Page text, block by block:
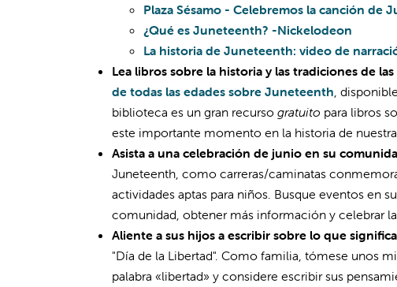
Plaza Sésamo - Celebremos la canción de
¿Qué es Juneteenth? -Nickelodeon
La historia de Juneteenth: video de
Lea libros sobre la historia y las tradiciones de las
de todas las edades sobre Juneteenth ,
biblioteca es un gran recurso gratuito para libros
este importante momento en la historia de
Asista a una celebración de junio en su
Juneteenth, como carreras/caminatas
actividades aptas para niños. Busque eventos en
comunidad, obtener más información y celebrar
Aliente a sus hijos a escribir sobre lo que
"Día de la Libertad". Como familia, tómese unos
palabra «libertad» y considere escribir sus